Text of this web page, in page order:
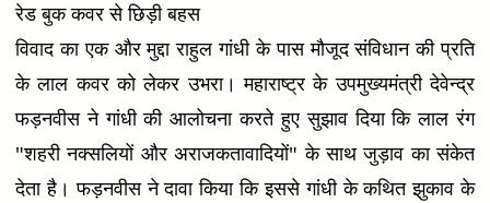
रेड बुक कवर से छिड़ी बहस
विवाद का एक और मुद्दा राहुल गांधी के पास मौजूद संविधान की प्रति
के लाल कवर को लेकर उभरा। महाराष्ट्र के उपमुख्यमंत्री देवेन्द्र
फड़नवीस ने गांधी की आलोचना करते हुए सुझाव दिया कि लाल रंग
"शहरी नक्सलियों और अराजकतावादियों" के साथ जुड़ाव का संकेत
देता है। फड़नवीस ने दावा किया कि इससे गांधी के कथित झुकाव के